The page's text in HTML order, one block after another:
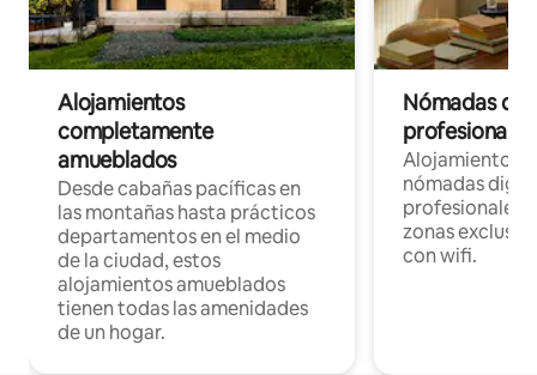
Alojamientos
completamente
amueblados
Desde cabañas pacíficas en
las montañas hasta prácticos
departamentos en el medio
de la ciudad, estos
alojamientos amueblados
tienen todas las amenidades
de un hogar.
Nómadas
Alojamientos
nómadas
profesionales
zonas
con wifi.